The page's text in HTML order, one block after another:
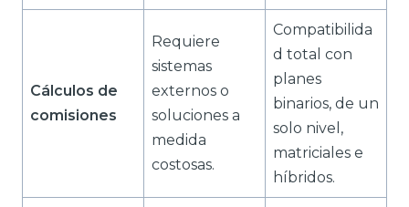
Cálculos de
comisiones
Requiere
sistemas
externos o
soluciones a
medida
costosas.
Compatibilida
d total con
planes
binarios, de un
solo nivel,
matriciales e
híbridos.